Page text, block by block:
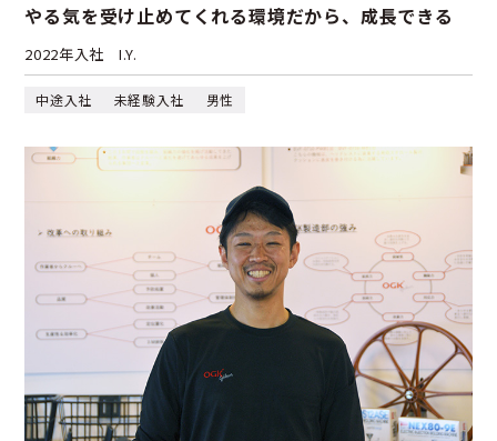
やる気を受け止めてくれる環境だから、成長できる
2022年入社 I.Y.
中途入社 未経験入社 男性